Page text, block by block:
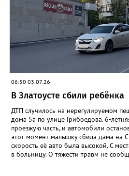
06:50 03.07.26
В Златоусте сбили ребёнка
ДТП случилось на нерегулируемом
дома 5а по улице Грибоедова. 6-
проезжую часть, и автомобили
этот момент малышку сбила дама на
скорость её авто была высокой. С
в больницу. О тяжести травм не